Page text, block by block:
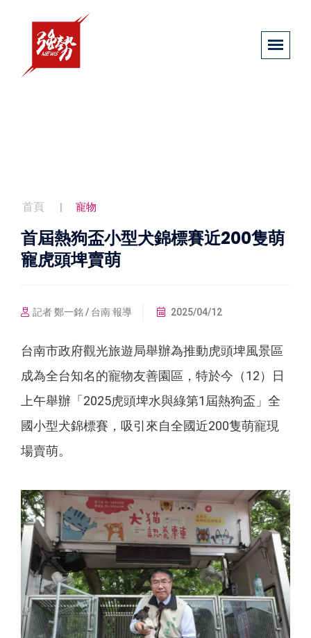
首頁 寵物
首屆熱狗盃小型犬錦標賽近200隻萌
寵虎頭埤賣萌
記者 鄭一銘 / 台南 報導 2025/04/12
台南市政府觀光旅遊局舉辦為推動虎頭埤風景區
成為全台知名的寵物友善園區，特於今（12）日
上午舉辦「2025虎頭埤水與綠第1屆熱狗盃」全
國小型犬錦標賽，吸引來自全國近200隻萌寵現
場賣萌。